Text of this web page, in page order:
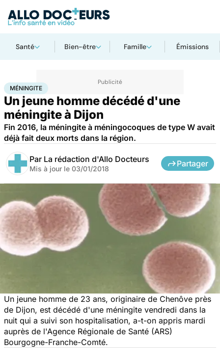
Santé Bien-être Famille Émissions
AccueilSanté Méningite
MÉNINGITE
Un jeune homme décédé d'une
méningite à Dijon
Fin 2016, la méningite à méningocoques de type W avait
déjà fait deux morts dans la région.
Par La rédaction d'Allo Docteurs
Mis à jour le 03/01/2018
Partager
Un jeune homme de 23 ans, originaire de Chenôve près
de Dijon, est décédé d'une méningite vendredi dans la
nuit qui a suivi son hospitalisation, a-t-on appris mardi
auprès de l'Agence Régionale de Santé (ARS)
Bourgogne-Franche-Comté.